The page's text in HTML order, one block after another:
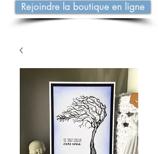
Rejoindre la boutique en ligne